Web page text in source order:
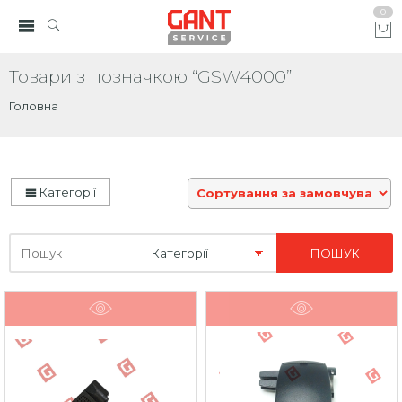
0
Товари з позначкою “GSW4000”
Головна
Категорії
Шукайте
тут